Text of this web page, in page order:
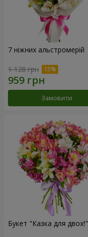
7 ніжних альстромерій
1 128 грн
Замовити
Букет "Казка для двох!"